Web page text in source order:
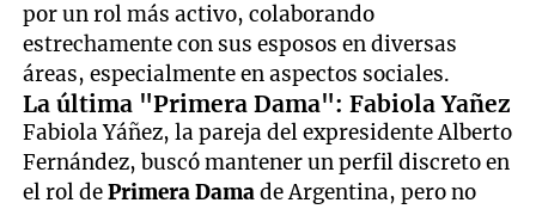
por un rol más activo, colaborando
estrechamente con sus esposos en diversas
áreas, especialmente en aspectos sociales.
La última "Primera Dama": Fabiola Yañez
Fabiola Yáñez, la pareja del expresidente Alberto
Fernández, buscó mantener un perfil discreto en
el rol dePrimera Damade Argentina, pero no